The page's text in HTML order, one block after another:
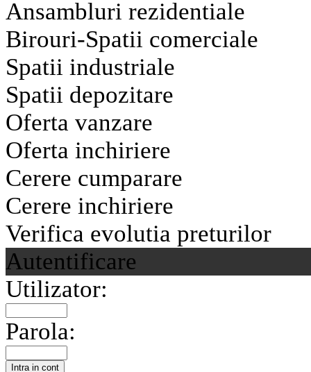
Ansambluri rezidentiale
Birouri-Spatii comerciale
Spatii industriale
Spatii depozitare
Oferta vanzare
Oferta inchiriere
Cerere cumparare
Cerere inchiriere
Verifica evolutia preturilor
Autentificare
Utilizator:
Parola: